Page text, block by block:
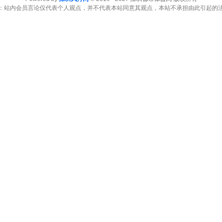
站内会员言论仅代表个人观点，并不代表本站同意其观点，本站不承担由此引起的